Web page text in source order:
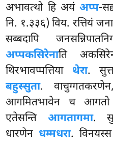
अभावत्थो हि अयंअप्प-
नि. १.३३६) विय. रत्तियं
सब्बदापि
अप्पकसिरेनाति
थिरभावप्पत्तिया थेरा.
बहुस्सुता.
आगमितभावेन च आगतो
एतेसन्ति आगतागमा.
धारणेन धम्मधरा.